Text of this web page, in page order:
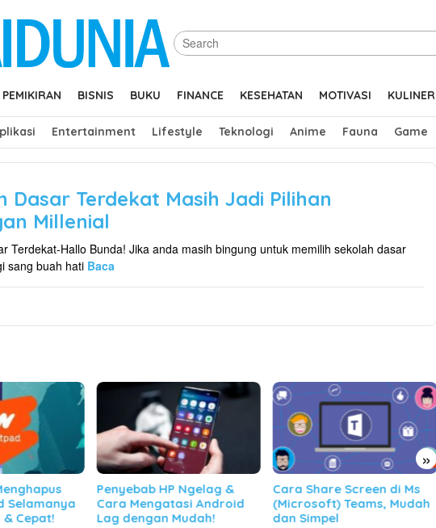
PEMIKIRAN BISNIS BUKU FINANCE KESEHATAN MOTIVASI KULINER
Entertainment Lifestyle Teknologi Anime Fauna Game
Dasar Terdekat Masih Jadi Pilihan
Millenial
Terdekat-Hallo Bunda! Jika anda masih bingung untuk memilih sekolah dasar
sang buah hati Baca
»
Ngelag &
Android
Cara Share Screen di Ms
(Microsoft) Teams, Mudah
dan Simpel
Cara Daftar AirAsia Food
Driver, Cepat, Mudah dan
Pasti Disetujui!